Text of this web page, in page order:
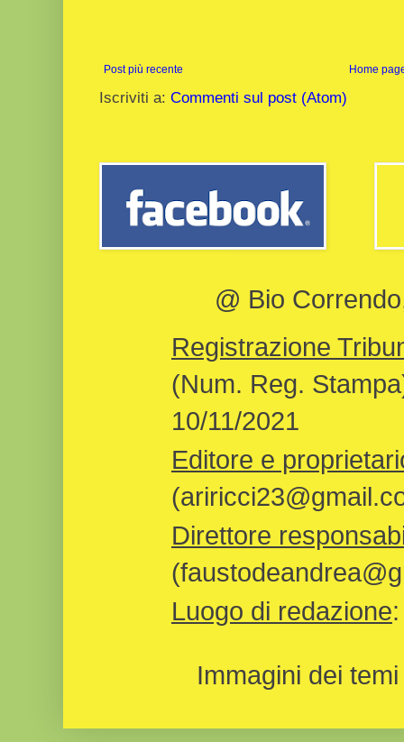
Post più recente Home
Iscriviti a: Commenti sul post (Atom)
@ Bio
Registrazione
(Num. Reg.
10/11/2021
Editore e
Direttore
Luogo di redazione
Immagini dei